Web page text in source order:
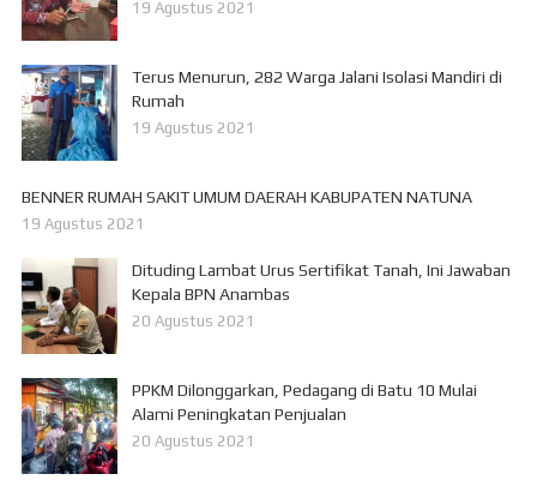
19 Agustus 2021
Terus Menurun, 282 Warga Jalani Isolasi Mandiri di
Rumah
19 Agustus 2021
BENNER RUMAH SAKIT UMUM DAERAH KABUPATEN NATUNA
19 Agustus 2021
Dituding Lambat Urus Sertifikat Tanah, Ini Jawaban
Kepala BPN Anambas
20 Agustus 2021
PPKM Dilonggarkan, Pedagang di Batu 10 Mulai
Alami Peningkatan Penjualan
20 Agustus 2021